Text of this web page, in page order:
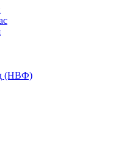
(НВФ)